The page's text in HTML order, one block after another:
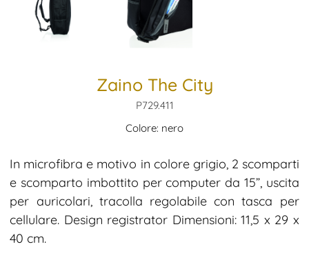
Zaino The City
P729.411
Colore: nero
In microfibra e motivo in colore grigio, 2 scomparti
e scomparto imbottito per computer da 15”, uscita
per auricolari, tracolla regolabile con tasca per
cellulare. Design registrator Dimensioni: 11,5 x 29 x
40 cm.